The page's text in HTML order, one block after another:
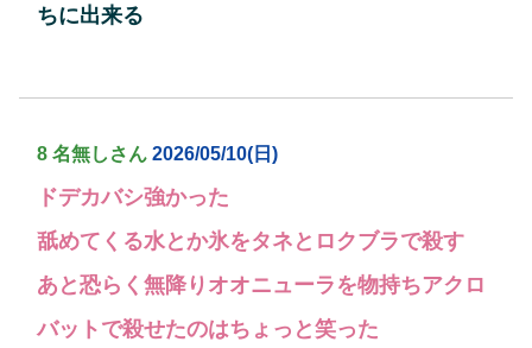
ちに出来る
8 名無しさん 2026/05/10(日)
ドデカバシ強かった
舐めてくる水とか氷をタネとロクブラで殺す
あと恐らく無降りオオニューラを物持ちアクロ
バットで殺せたのはちょっと笑った